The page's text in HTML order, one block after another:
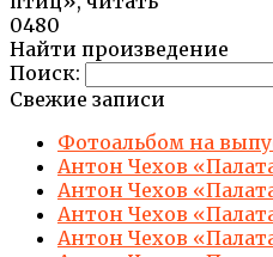
0480
Найти произведение
Поиск:
Свежие записи
Фотоальбом на
Антон Чехов
Антон Чехов
Антон Чехов
Антон Чехов